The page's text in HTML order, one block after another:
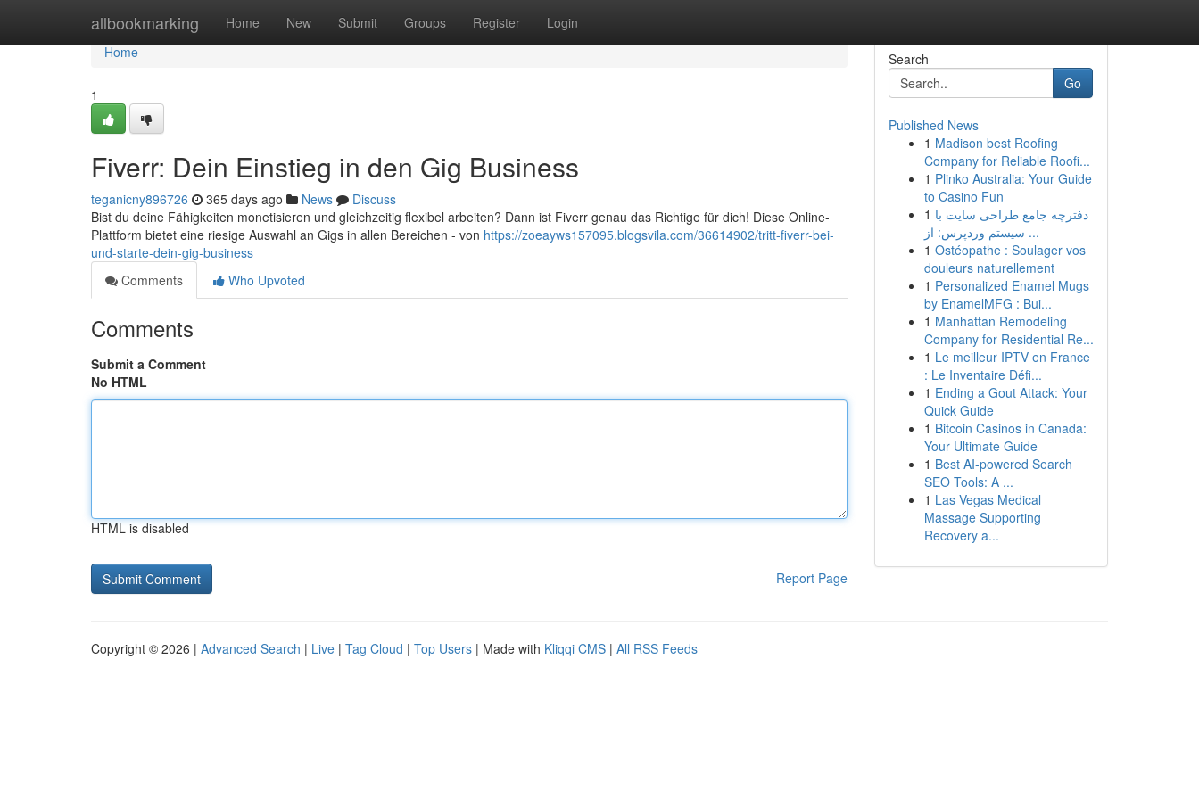
allbookmarking Home New Submit Groups Register Login
Home
Home
1
Fiverr: Dein Einstieg in den Gig Business
teganicny896726 365 days ago News
Discuss
Bist du deine Fähigkeiten monetisieren und gleichzeitig flexibel arbeiten? Dann ist Fiverr genau das Richtige für dich! Diese Online-
Plattform bietet eine riesige Auswahl an Gigs in allen Bereichen - von https://zoeayws157095.blogsvila.com/36614902/tritt-fiverr-bei-
und-starte-dein-gig-business
Comments
Who Upvoted
Comments
Submit a Comment
No HTML
HTML is disabled
Report Page
Search
Go
Published News
1 Madison best Roofing
Company for Reliable Roofi...
1 Plinko Australia: Your Guide
to Casino Fun
1 دفترچه جامع طراحی سایت با
سیستم وردپرس: از ...
1 Ostéopathe : Soulager vos
douleurs naturellement
1 Personalized Enamel Mugs
by EnamelMFG : Bui...
1 Manhattan Remodeling
Company for Residential Re...
1 Le meilleur IPTV en France
: Le Inventaire Défi...
1 Ending a Gout Attack: Your
Quick Guide
1 Bitcoin Casinos in Canada:
Your Ultimate Guide
1 Best AI-powered Search
SEO Tools: A ...
1 Las Vegas Medical
Massage Supporting
Recovery a...
Copyright © 2026 | Advanced Search | Live | Tag Cloud | Top Users | Made with Kliqqi CMS | All RSS Feeds